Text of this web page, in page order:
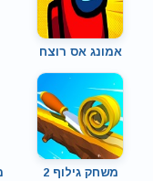
אמונג אס רוצח
משחק גילוף 2